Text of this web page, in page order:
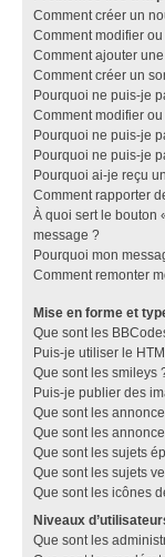
Comment créer un
Comment modifier
Comment ajouter
Comment créer un
Pourquoi ne puis-je
Comment modifier
Pourquoi ne puis-je
Pourquoi ne puis-je
Pourquoi ai-je reçu
Comment rapporter
À quoi sert le bouton
message ?
Pourquoi mon
Comment remonter
Mise en forme et
Que sont les
Puis-je utiliser le
Que sont les smileys
Puis-je publier des
Que sont les
Que sont les
Que sont les sujets
Que sont les sujets
Que sont les icônes
Niveaux
Que sont les